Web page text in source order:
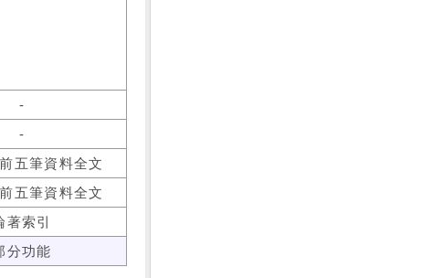
-
-
五筆資料全文
五筆資料全文
著索引
分功能